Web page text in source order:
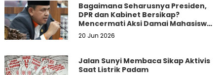
Bagaimana Seharusnya Presiden,
DPR dan Kabinet Bersikap?
Mencermati Aksi Damai Mahasiswa
dan Masyarakat
20 Jun 2026
Jalan Sunyi Membaca Sikap Aktivis
Saat Listrik Padam